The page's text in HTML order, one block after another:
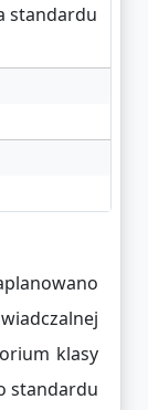
standardu
klasy
standardu